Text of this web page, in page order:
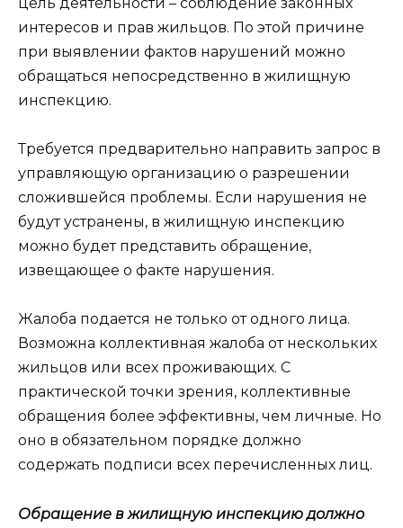
интересов и прав жильцов. По этой причине
при выявлении фактов нарушений можно
обращаться непосредственно в жилищную
инспекцию.
Требуется предварительно направить запрос в
управляющую организацию о разрешении
сложившейся проблемы. Если нарушения не
будут устранены, в жилищную инспекцию
можно будет представить обращение,
извещающее о факте нарушения.
Жалоба подается не только от одного лица.
Возможна коллективная жалоба от нескольких
жильцов или всех проживающих. С
практической точки зрения, коллективные
обращения более эффективны, чем личные. Но
оно в обязательном порядке должно
содержать подписи всех перечисленных лиц.
Обращение в жилищную инспекцию должно